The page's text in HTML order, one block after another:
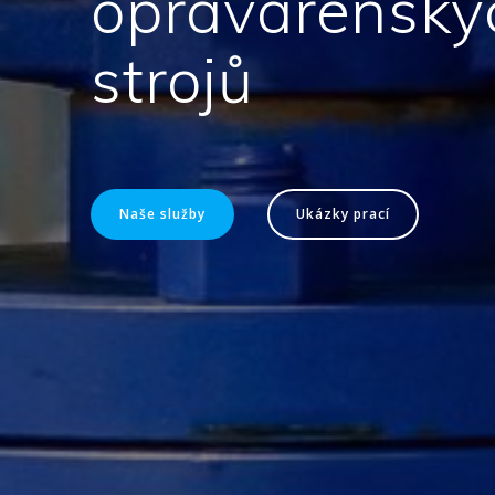
strojů
Naše služby Ukázky prací